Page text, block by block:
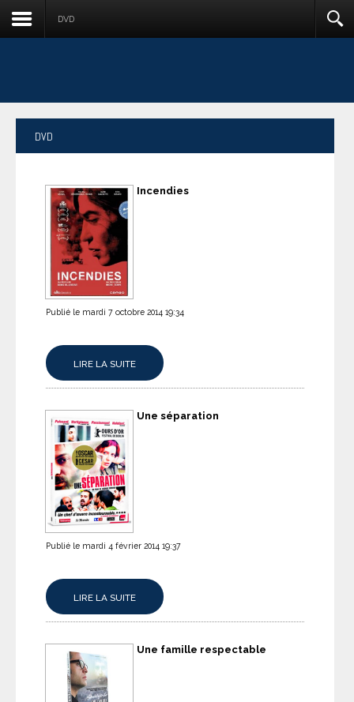
DVD
DVD
Incendies
Publié le mardi 7 octobre 2014 19:34
LIRE LA SUITE
Une séparation
Publié le mardi 4 février 2014 19:37
LIRE LA SUITE
Une famille respectable